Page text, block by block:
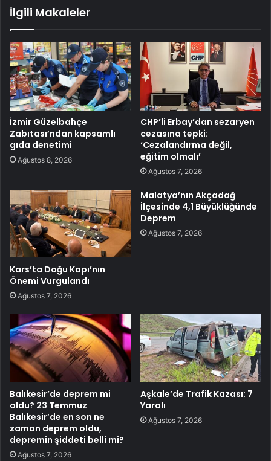
İlgili Makaleler
İzmir Güzelbahçe
Zabıtası’ndan kapsamlı
gıda denetimi
Ağustos 8, 2026
CHP’li Erbay’dan sezaryen
cezasına tepki:
‘Cezalandırma değil,
eğitim olmalı’
Ağustos 7, 2026
Kars’ta Doğu Kapı’nın
Önemi Vurgulandı
Ağustos 7, 2026
Malatya’nın Akçadağ
İlçesinde 4,1 Büyüklüğünde
Deprem
Ağustos 7, 2026
Balıkesir’de deprem mi
oldu? 23 Temmuz
Balıkesir’de en son ne
zaman deprem oldu,
depremin şiddeti belli mi?
Ağustos 7, 2026
Aşkale’de Trafik Kazası: 7
Yaralı
Ağustos 7, 2026